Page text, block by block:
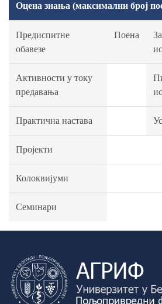
Оцена знања (максимални број
Предиспитне
обавезе
Поена
Активности у току
предавања
Практична настава
Пројекти
Колоквијуми
Семинари